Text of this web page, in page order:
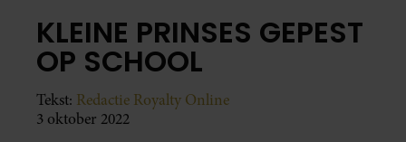
KLEINE PRINSES GEPEST
OP SCHOOL
Tekst: Redactie Royalty Online
3 oktober 2022